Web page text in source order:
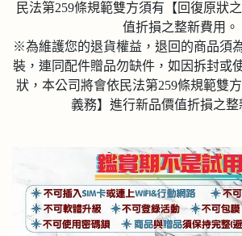
民法第259條規範雙方須有【回復原狀
值折損之整新費用。
※為維護您的退貨權益，退回的商品須
裝，連同配件贈品勿缺件，如因拆封或
狀，本公司將會依民法第259條規範雙
義務】進行新品價值折損之整